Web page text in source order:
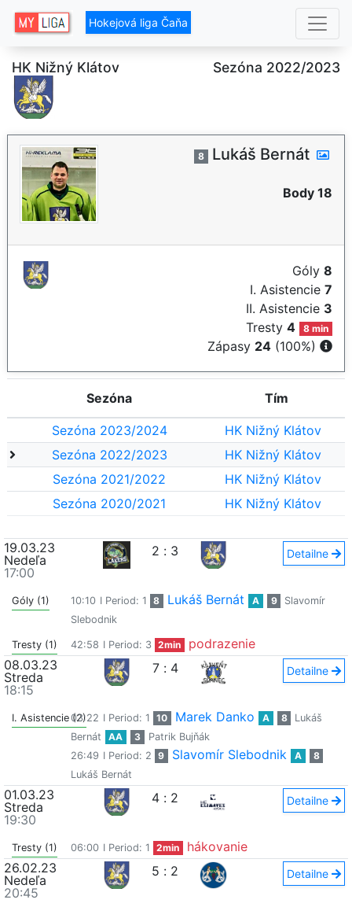
Hokejová liga Čaňa
HK Nižný Klátov Sezóna 2022/2023
8 Lukáš Bernát
Body 18
Góly 8
I. Asistencie 7
II. Asistencie 3
Tresty4 8 min
Zápasy 24 (100%)
Sezóna Tím
Sezóna 2023/2024
HK Nižný Klátov
Sezóna 2022/2023
HK Nižný Klátov
Sezóna 2021/2022
HK Nižný Klátov
Sezóna 2020/2021
HK Nižný Klátov
19.03.23
Nedeľa
17:00
2 : 3 Detailne
Góly (1) 10:10 I Period: 1 8 Lukáš Bernát A 9
Slavomír
Slebodnik
Tresty (1) 42:58 I Period: 3 2min
podrazenie
08.03.23
Streda
18:15
7 : 4 Detailne
I. Asistencie (2)03:22 I Period: 1 10 Marek Danko A 8
Lukáš
Bernát
AA 3
Patrik Bujňák
26:49 I Period: 2 9 Slavomír Slebodnik A
8
Lukáš Bernát
01.03.23
Streda
19:30
4 : 2 Detailne
Tresty (1) 06:00 I Period: 1 2min
hákovanie
26.02.23
Nedeľa
20:45
5 : 2 Detailne